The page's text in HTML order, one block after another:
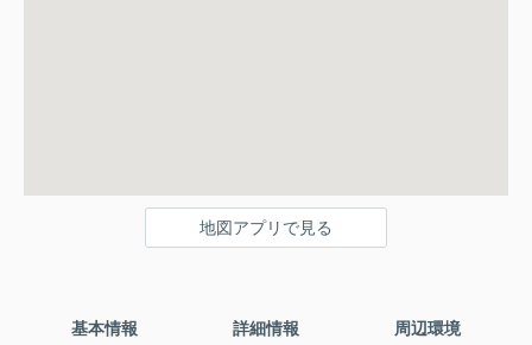
地図アプリで見る
基本情報 詳細情報 周辺環境